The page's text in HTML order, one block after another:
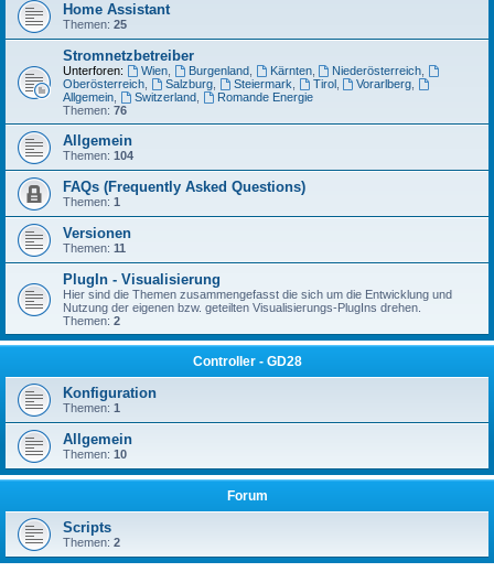
Home Assistant
Themen: 25
Stromnetzbetreiber
Unterforen: Wien, Burgenland, Kärnten, Niederösterreich
Oberösterreich
Salzburg, Steiermark Tirol, Vorarlberg
Allgemein
Switzerland,
Romande Energie
Themen: 76
Allgemein
Themen: 104
FAQs (Frequently Asked Questions)
Themen: 1
Versionen
Themen: 11
PlugIn - Visualisierung
Hier sind die Themen zusammengefasst die sich um die Entwicklung und
Nutzung der eigenen bzw. geteilten Visualisierungs-PlugIns drehen.
Themen: 2
Controller - GD28
Konfiguration
Themen: 1
Allgemein
Themen: 10
Forum
Scripts
Themen: 2